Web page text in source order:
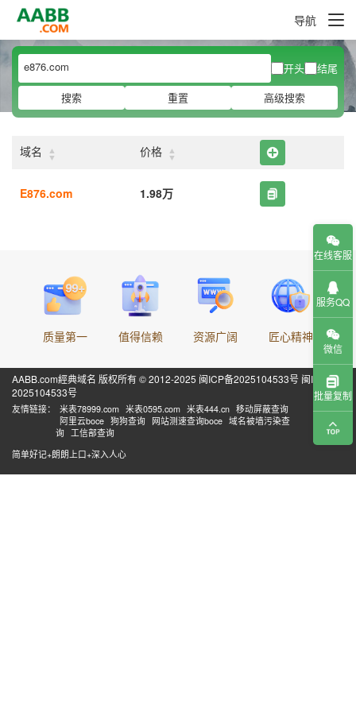
导航
开头
结尾
搜索
重置 高级搜索
域名 ▲
▼ 价格 ▲
▼
E876.com 1.98万
质量第一 值得信赖 资源广阔 匠心精神
AABB.com經典域名 版权所有 © 2012-2025 闽ICP备2025104533号 闽ICP备
2025104533号
友情链接： 米表78999.com 米表0595.com 米表444.cn 移动屏蔽查询
阿里云boce 狗狗查询 网站测速查询boce 域名被墙污染查
询 工信部查询
简单好记+朗朗上口+深入人心
在线客服
服务QQ
微信
批量复制